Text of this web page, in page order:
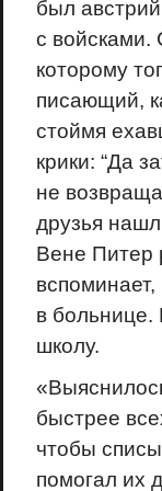
был
с войсками.
которому
писающий,
стоймя
крики: “Да
не
друзья
Вене Питер
в больнице.
школу.
быстрее
чтобы
помогал их